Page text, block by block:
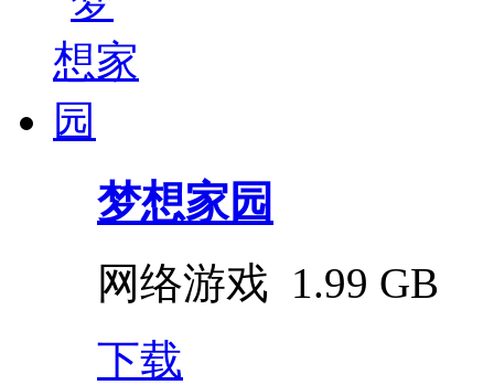
梦想家园
网络游戏 1.99 GB
下载